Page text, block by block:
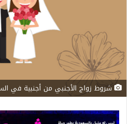
شروط زواج الأجنبي من أجنبية في